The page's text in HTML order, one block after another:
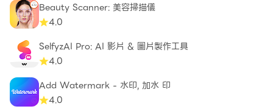
Beauty Scanner: 美容掃描儀
4.0
SelfyzAI Pro: AI 影片 & 圖片製作工具
4.0
Add Watermark - 水印, 加水 印
4.0